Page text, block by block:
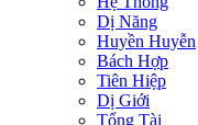
Dị Năng
Huyền Huyễn
Bách Hợp
Tiên Hiệp
Dị Giới
Tổng Tài